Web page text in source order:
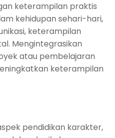
keterampilan praktis
kehidupan sehari-hari,
keterampilan
Mengintegrasikan
atau pembelajaran
keterampilan
pendidikan karakter,